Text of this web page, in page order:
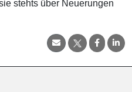
stehts über Neuerungen